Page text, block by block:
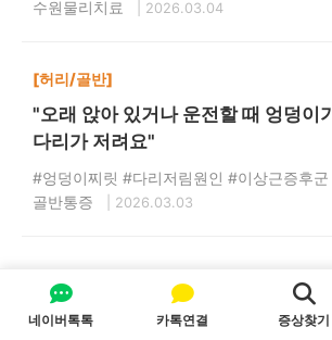
수원물리치료
| 2026.03.04
[허리/골반]
"오래 앉아 있거나 운전할 때 엉덩이
다리가 저려요"
#엉덩이찌릿 #다리저림원인 #이상근증후
골반통증
| 2026.03.03
네이버톡톡 카톡연결 증상찾기